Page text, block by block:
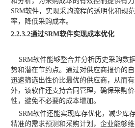
SRM软件，实现采购流程的透明化和规
率，降低采购成本。
2.2.3.2通过SRM软件实现成本优化
SRM软件能够整合并分析历史采购数
势和潜在节约点。通过对供应商报价的
迅速筛选出性价比最优的供应商，从而
外，该软件还支持合同管理，确保采购
性，避免不必要的成本增加。
SRM软件还能实现库存优化，减少库
精准的需求预测和采购计划，企业能够